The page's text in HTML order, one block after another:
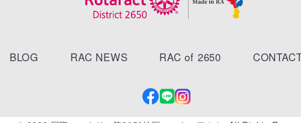
BLOG RAC NEWS RAC of 2650